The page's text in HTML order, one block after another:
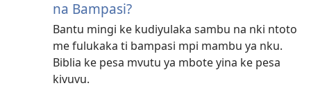
na Bampasi?
Bantu mingi ke kudiyulaka sambu na nki ntoto
me fulukaka ti bampasi mpi mambu ya nku.
Biblia ke pesa mvutu ya mbote yina ke pesa
kivuvu.